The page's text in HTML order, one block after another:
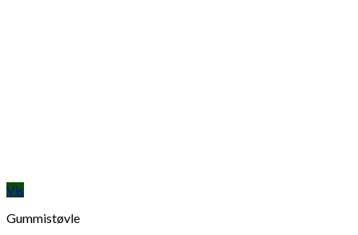
Vis
Gummistøvle